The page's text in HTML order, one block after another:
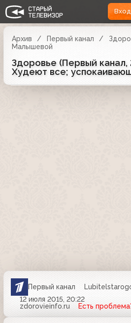
Вход
Архив Первый канал
Малышевой
Здоровье (Первый канал,
Худеют все;
Первый канал
12 июля 2015, 20:22
zdorovieinfo.ru
Есть